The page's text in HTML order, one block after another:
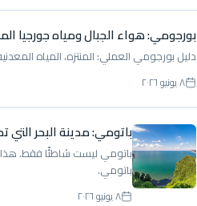
بورجومي: هواء الجبال ومياه جورجيا
دليل بورجومي العملي: المنتزه، المياه
٨ يونيو ٢٠٢٦
باتومي: مدينة البحر التي
باتومي ليست شاطئًا فقط. هذا
باتومي.
٨ يونيو ٢٠٢٦